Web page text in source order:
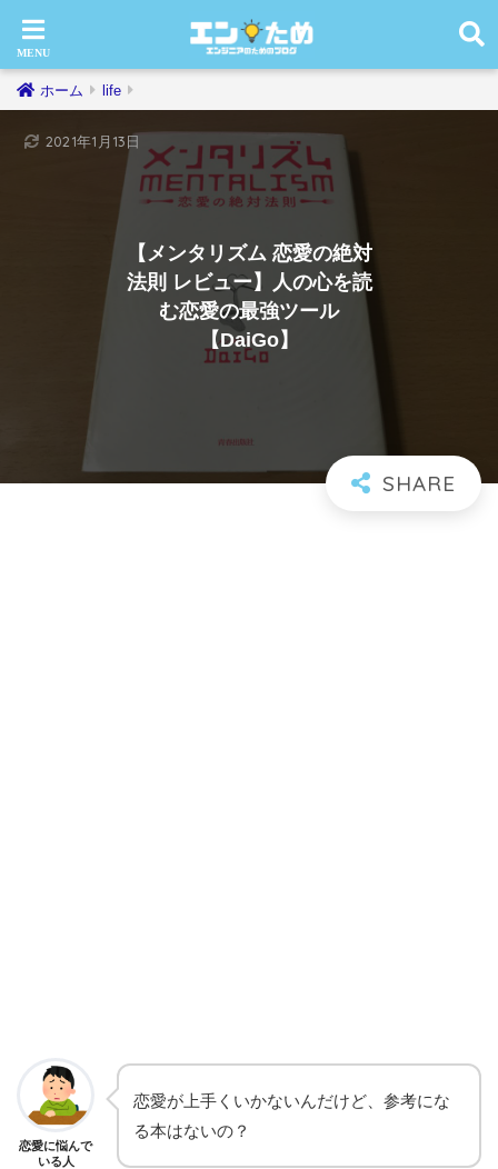
ホーム life
【メンタリズム 恋愛の絶対
法則 レビュー】人の心を読
む恋愛の最強ツール
【DaiGo】
2021年1月13日
恋愛に悩んで
いる人
恋愛が上手くいかないんだけど、参考にな
る本はないの？